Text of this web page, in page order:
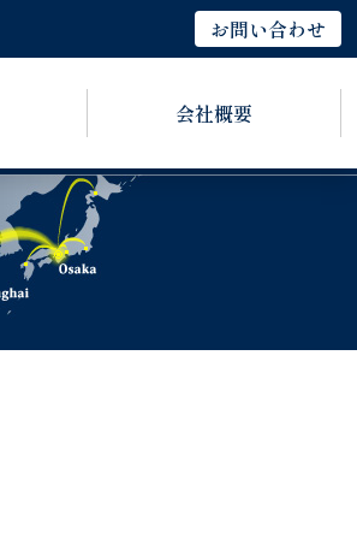
お問い合わせ
会社概要